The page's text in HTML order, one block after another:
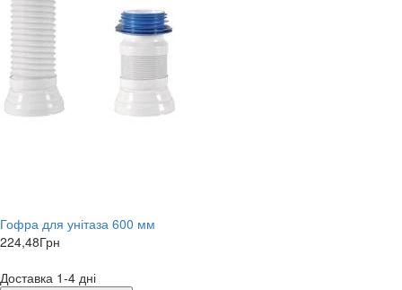
Гофра для унітаза 600 мм
224,48Грн
Доставка 1-4 дні